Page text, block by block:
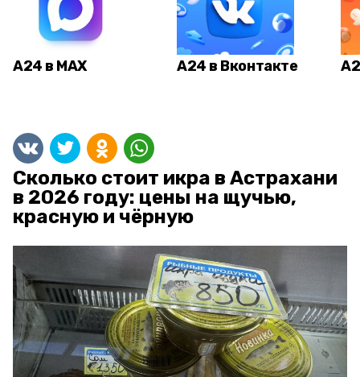
А24 в MAX А24 в Вконтакте
Сколько стоит икра в Астрахани
в 2026 году: цены на щучью,
красную и чёрную